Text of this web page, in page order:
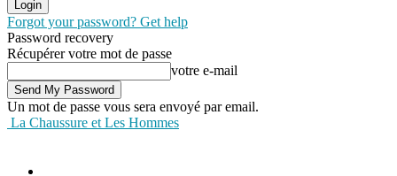
Forgot your password? Get help
Password recovery
Récupérer votre mot de passe
votre e-mail
Un mot de passe vous sera envoyé par email.
La Chaussure et Les Hommes